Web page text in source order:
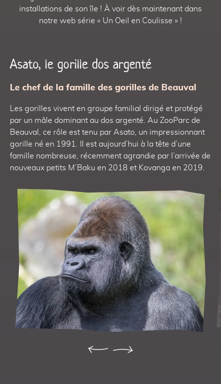
installations de son île ! À voir dès maintenant dans
notre web série « Un Oeil en Coulisse » !
Asato, le gorille dos argenté
Le chef de la famille des gorilles de Beauval
Les gorilles vivent en groupe familial dirigé et protégé
par un mâle dominant au dos argenté. Au ZooParc de
Beauval, ce rôle est tenu par Asato, un impressionnant
gorille né en 1991. Il est aujourd’hui à la tête d’une
famille nombreuse, récemment agrandie par l’arrivée de
nouveaux petits M’Baku en 2018 et Kovanga en 2019.